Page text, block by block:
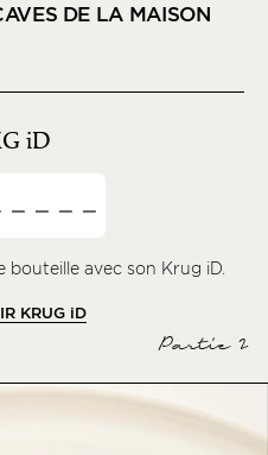
DE LA MAISON
iD
avec son Krug iD.
KRUG iD
Partie 2